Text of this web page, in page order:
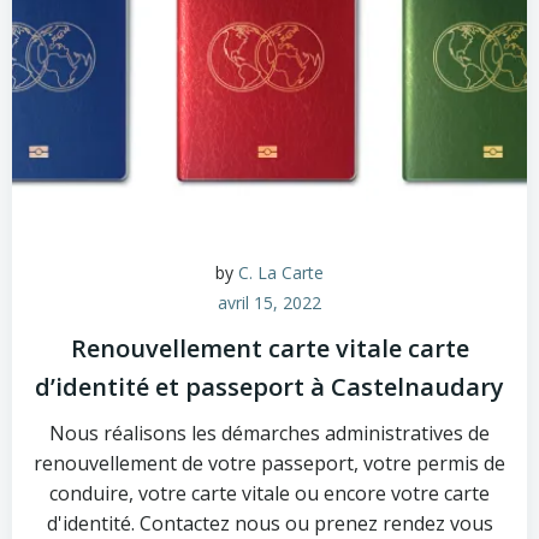
by C. La Carte
avril 15, 2022
Renouvellement carte vitale carte
d’identité et passeport à Castelnaudary
Nous réalisons les démarches administratives de
renouvellement de votre passeport, votre permis de
conduire, votre carte vitale ou encore votre carte
d'identité. Contactez nous ou prenez rendez vous